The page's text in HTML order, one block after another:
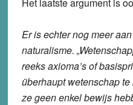
Er is echter nog meer
naturalisme.
reeks axioma’s of
überhaupt wetenschap
ze geen enkel bewijs